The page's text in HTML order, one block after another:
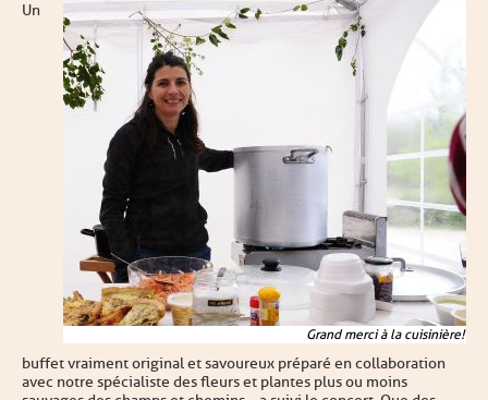
Grand merci à la cuisinière!
Un
buffet vraiment original et savoureux préparé en collaboration
avec notre spécialiste des fleurs et plantes plus ou moins